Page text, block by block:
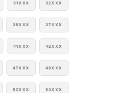
31XXX 32XXX
36XXX 37XXX
41XXX 42XXX
47XXX 48XXX
52XXX 53XXX